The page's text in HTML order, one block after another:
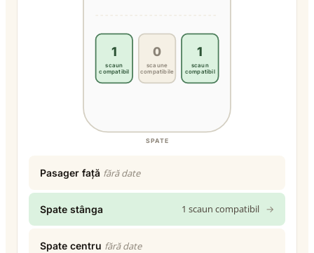
SPATE
1
scaun
compatibil
0
scaune
compatibile
1
scaun
compatibil
Pasager față fără date
Spate stânga 1 scaun compatibil →
Spate centru fără date